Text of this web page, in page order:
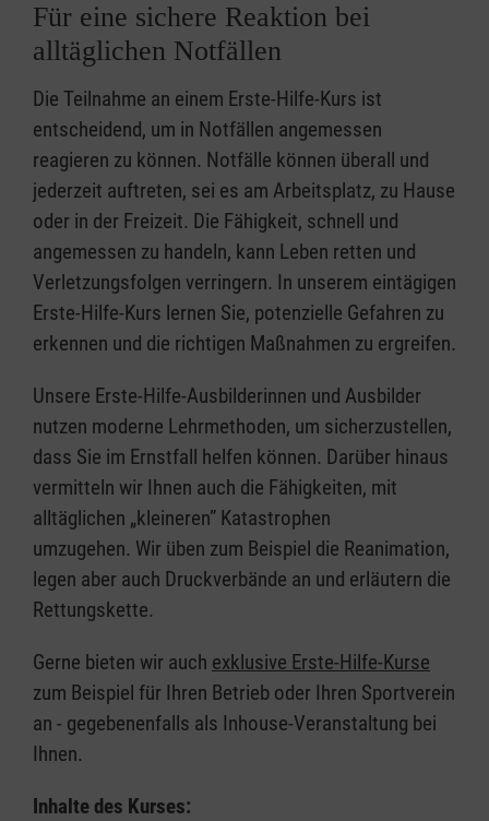
Für eine sichere Reaktion bei
alltäglichen Notfällen
Die Teilnahme an einem Erste-Hilfe-Kurs ist
entscheidend, um in Notfällen angemessen
reagieren zu können. Notfälle können überall und
jederzeit auftreten, sei es am Arbeitsplatz, zu Hause
oder in der Freizeit. Die Fähigkeit, schnell und
angemessen zu handeln, kann Leben retten und
Verletzungsfolgen verringern. In unserem eintägigen
Erste-Hilfe-Kurs lernen Sie, potenzielle Gefahren zu
erkennen und die richtigen Maßnahmen zu ergreifen.
Unsere Erste-Hilfe-Ausbilderinnen und Ausbilder
nutzen moderne Lehrmethoden, um sicherzustellen,
dass Sie im Ernstfall helfen können. Darüber hinaus
vermitteln wir Ihnen auch die Fähigkeiten, mit
alltäglichen „kleineren” Katastrophen
umzugehen. Wir üben zum Beispiel die Reanimation,
legen aber auch Druckverbände an und erläutern die
Rettungskette.
Gerne bieten wir auch exklusive Erste-Hilfe-Kurse
zum Beispiel für Ihren Betrieb oder Ihren Sportverein
an - gegebenenfalls als Inhouse-Veranstaltung bei
Ihnen.
Inhalte des Kurses: